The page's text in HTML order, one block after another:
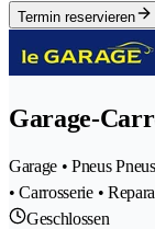
Termin reservieren
Garage-
Garage • Pneus
• Carrosserie •
Geschlossen